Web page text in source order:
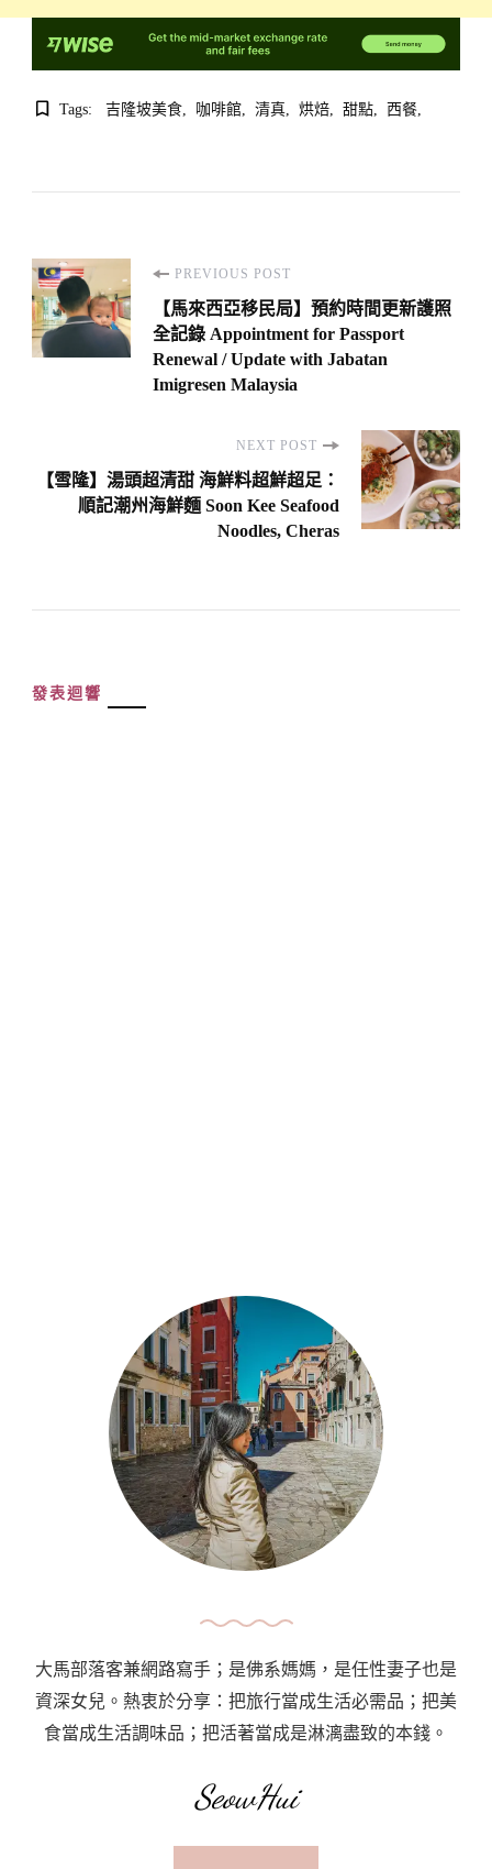
Tags: 吉隆坡美食 咖啡館 清真 烘焙 甜點 西餐
Post
Navigation
PREVIOUS POST
【馬來西亞移民局】預約時間更新護照
全記錄 Appointment for Passport
Renewal / Update with Jabatan
Imigresen Malaysia
NEXT POST
【雪隆】湯頭超清甜 海鮮料超鮮超足：
順記潮州海鮮麵 Soon Kee Seafood
Noodles, Cheras
發表迴響
大馬部落客兼網路寫手；是佛系媽媽，是任性妻子也是
資深女兒。熱衷於分享：把旅行當成生活必需品；把美
食當成生活調味品；把活著當成是淋漓盡致的本錢。
SeowHui